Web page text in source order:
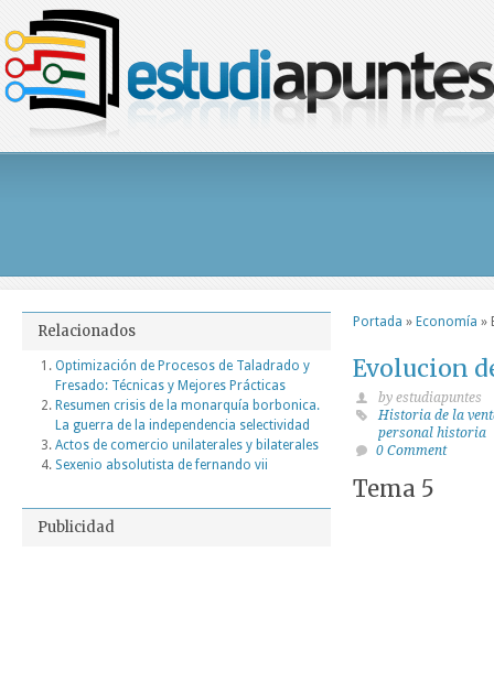
Portada » Economía »
Evolucion
by estudiapuntes
Historia de la
personal historia
0 Comment
Tema 5
Relacionados
Optimización de Procesos de Taladrado y
Fresado: Técnicas y Mejores Prácticas
Resumen crisis de la monarquía borbonica.
La guerra de la independencia selectividad
Actos de comercio unilaterales y bilaterales
Sexenio absolutista de fernando vii
Publicidad